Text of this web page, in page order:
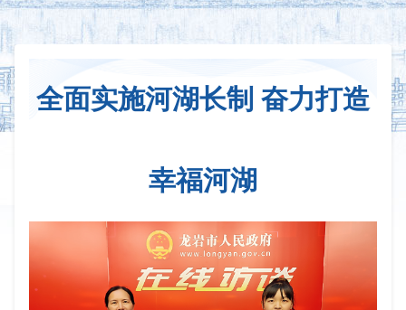
全面实施河湖长制 奋力打造
幸福河湖